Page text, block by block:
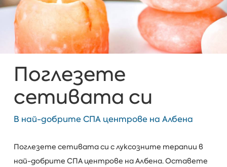
Поглезете
сетивата си
В най-добрите СПА центрове на Албена
Поглезете сетивата си с луксозните терапии в
най-добрите СПА центрове на Албена. Оставете